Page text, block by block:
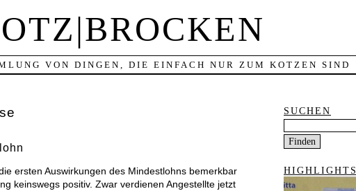
VON DINGEN, DIE EINFACH NUR ZUM KOTZEN SIND
ersten Auswirkungen des Mindestlohns bemerkbar
keinswegs positiv. Zwar verdienen Angestellte jetzt
SUCHEN
HIGHLIGHTS